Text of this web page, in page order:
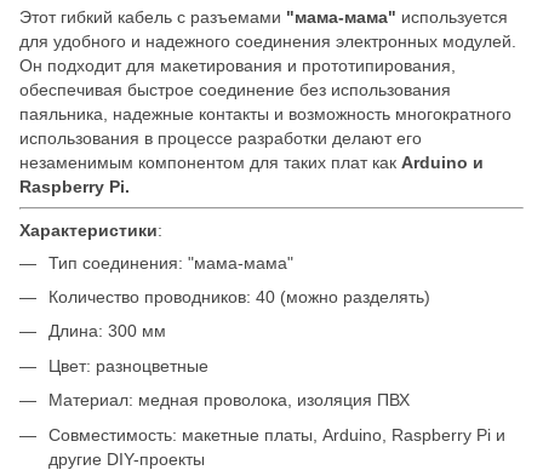
Этот гибкий кабель с разъемами "мама-мама" используется
для удобного и надежного соединения электронных модулей.
Он подходит для макетирования и прототипирования,
обеспечивая быстрое соединение без использования
паяльника, надежные контакты и возможность многократного
использования в процессе разработки делают его
незаменимым компонентом для таких плат как Arduino и
Raspberry Pi.
Характеристики:
Тип соединения: "мама-мама"
Количество проводников: 40 (можно разделять)
Длина: 300 мм
Цвет: разноцветные
Материал: медная проволока, изоляция ПВХ
Совместимость: макетные платы, Arduino, Raspberry Pi и
другие DIY-проекты